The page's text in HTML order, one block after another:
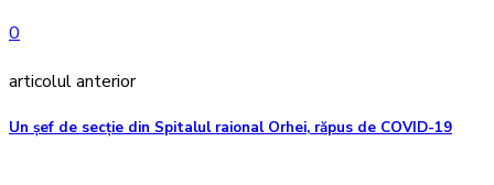
0
articolul anterior
Un șef de secție din Spitalul raional Orhei, răpus de COVID-19